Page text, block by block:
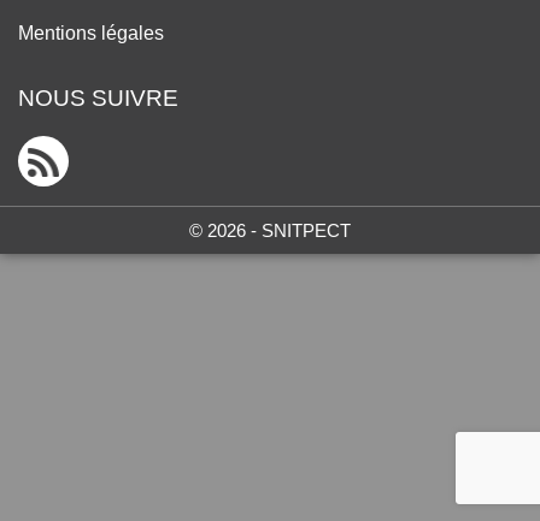
Mentions légales
NOUS SUIVRE
© 2026 - SNITPECT